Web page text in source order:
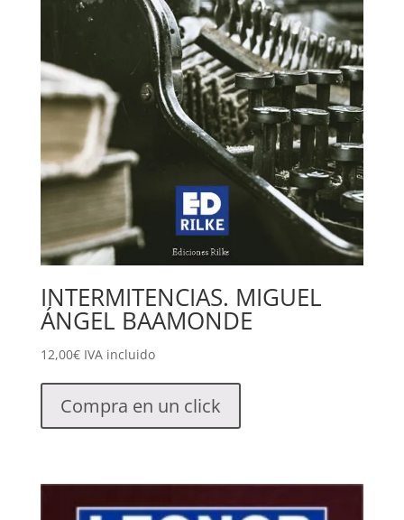
INTERMITENCIAS. MIGUEL
ÁNGEL BAAMONDE
12,00€ IVA incluido
Compra en un click